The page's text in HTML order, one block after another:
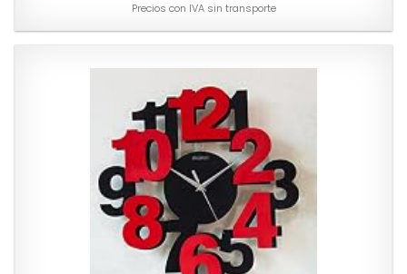
Precios con IVA sin transporte